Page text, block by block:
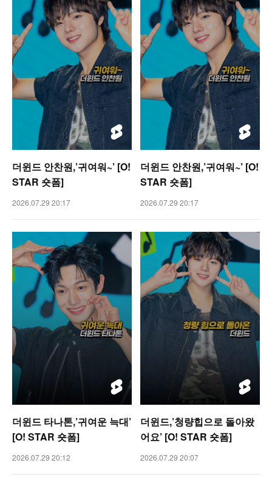
더윈드 안찬원,’귀여워~’ [O!
STAR 숏폼]
2026.07.29 20:17
더윈드 안찬원,’귀여워~’ [O!
STAR 숏폼]
2026.07.29 20:17
더윈드 타나톤,’귀여운 늑대’
[O! STAR 숏폼]
2026.07.29 20:12
더윈드,’청량힙으로 돌아왔
어요’ [O! STAR 숏폼]
2026.07.29 20:07